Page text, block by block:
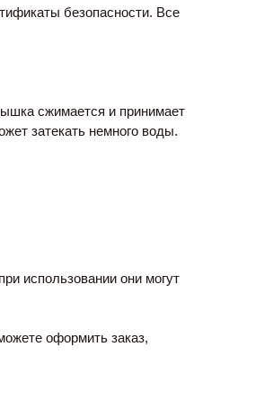
безопасности. Все
сжимается и принимает
затекать немного воды.
использовании они могут
оформить заказ,